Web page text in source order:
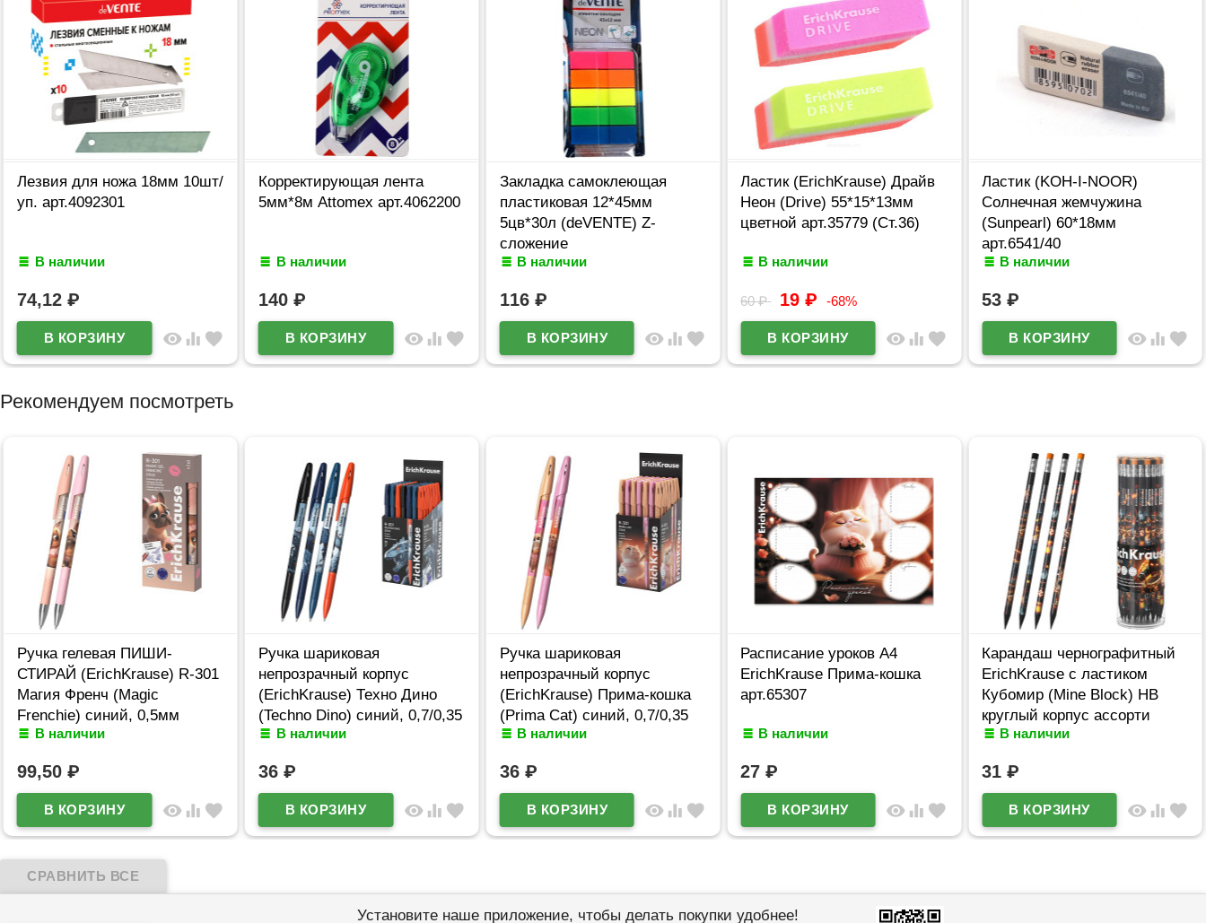
Лезвия для ножа 18мм 10шт/
уп. арт.4092301
В наличии
74,12 ₽
visibility equalizer favorite
Корректирующая лента
5мм*8м Attomex арт.4062200
В наличии
140 ₽
visibility equalizer favorite
Закладка самоклеющая
пластиковая 12*45мм
5цв*30л (deVENTE) Z-
сложение
арт.2011315/2011203
В наличии
116 ₽
visibility equalizer favorite
Ластик (ErichKrause) Драйв
Неон (Drive) 55*15*13мм
цветной арт.35779 (Ст.36)
В наличии
60₽ 19₽ -68%
visibility equalizer favorite
Ластик (KOH-I-NOOR)
Солнечная жемчужина
(Sunpearl) 60*18мм
арт.6541/40
В наличии
53₽
visibility equalizer favorite
Рекомендуем посмотреть
Ручка гелевая ПИШИ-
СТИРАЙ (ErichKrause) R-301
Магия Френч (Magic
Frenchie) синий, 0,5мм
арт.65335
В наличии
99,50 ₽
visibility equalizer favorite
Ручка шариковая
непрозрачный корпус
(ErichKrause) Техно Дино
(Techno Dino) синий, 0,7/0,35
арт.65178 (Ст.50)
В наличии
36 ₽
visibility equalizer favorite
Ручка шариковая
непрозрачный корпус
(ErichKrause) Прима-кошка
(Prima Cat) синий, 0,7/0,35
арт.65352 (Ст.50)
В наличии
36 ₽
visibility equalizer favorite
Расписание уроков А4
ErichKrause Прима-кошка
арт.65307
В наличии
27₽
visibility equalizer favorite
Карандаш чернографитный
ErichKrause с ластиком
Кубомир (Mine Block) HB
круглый корпус ассорти
пластик арт.65314 (Ст.42)
В наличии
31₽
visibility equalizer favorite
Установите наше приложение, чтобы делать покупки удобнее!